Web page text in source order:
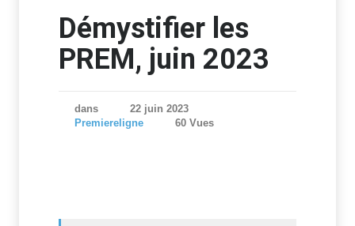
Démystifier les
PREM, juin 2023
dans
22 juin 2023
Premiereligne
60 Vues